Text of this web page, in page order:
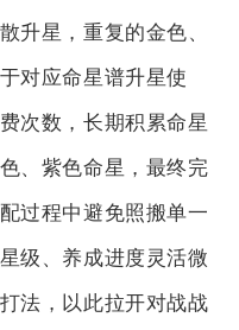
升星，重复的金色、
对应命星谱升星使
次数，长期积累命星
、紫色命星，最终完
过程中避免照搬单一
级、养成进度灵活微
法，以此拉开对战战